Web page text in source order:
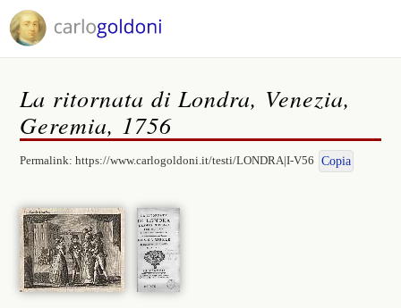
La ritornata di Londra, Venezia,
Geremia, 1756
Permalink:https://www.carlogoldoni.it/testi/LONDRA|I-V56 Copia